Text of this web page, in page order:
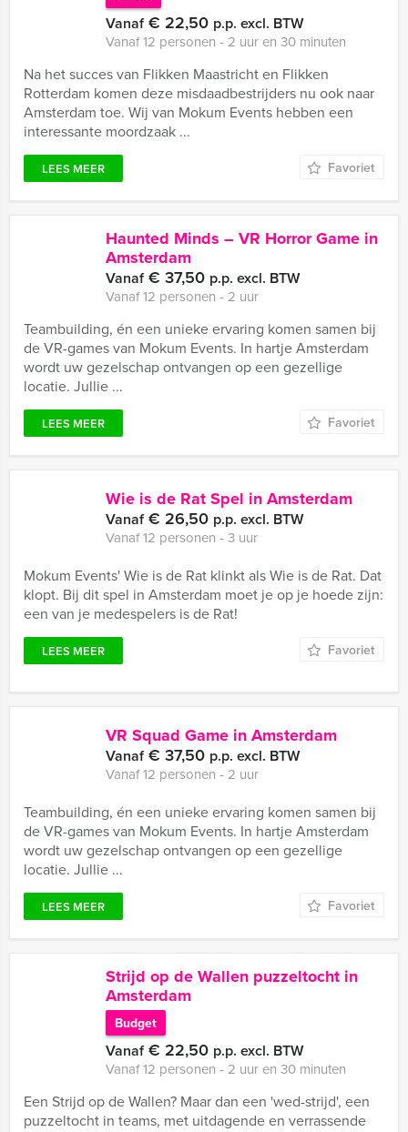
Vanaf€ 22,50 p.p. excl. BTW
Vanaf 12 personen ‐ 2 uur en 30 minuten
Na het succes van Flikken Maastricht en Flikken
Rotterdam komen deze misdaadbestrijders nu ook naar
Amsterdam toe. Wij van Mokum Events hebben een
interessante moordzaak ...
LEES MEER Favoriet
Haunted Minds – VR Horror Game in
Amsterdam
Vanaf€ 37,50 p.p. excl. BTW
Vanaf 12 personen ‐ 2 uur
Teambuilding, én een unieke ervaring komen samen bij
de VR-games van Mokum Events. In hartje Amsterdam
wordt uw gezelschap ontvangen op een gezellige
locatie. Jullie ...
LEES MEER Favoriet
Wie is de Rat Spel in Amsterdam
Vanaf€ 26,50 p.p. excl. BTW
Vanaf 12 personen ‐ 3 uur
Mokum Events' Wie is de Rat klinkt als Wie is de Rat. Dat
klopt. Bij dit spel in Amsterdam moet je op je hoede zijn:
een van je medespelers is de Rat!
LEES MEER Favoriet
VR Squad Game in Amsterdam
Vanaf€ 37,50 p.p. excl. BTW
Vanaf 12 personen ‐ 2 uur
Teambuilding, én een unieke ervaring komen samen bij
de VR-games van Mokum Events. In hartje Amsterdam
wordt uw gezelschap ontvangen op een gezellige
locatie. Jullie ...
LEES MEER Favoriet
Strijd op de Wallen puzzeltocht in
Amsterdam
Budget
Vanaf€ 22,50 p.p. excl. BTW
Vanaf 12 personen ‐ 2 uur en 30 minuten
Een Strijd op de Wallen? Maar dan een 'wed-strijd', een
puzzeltocht in teams, met uitdagende en verrassende